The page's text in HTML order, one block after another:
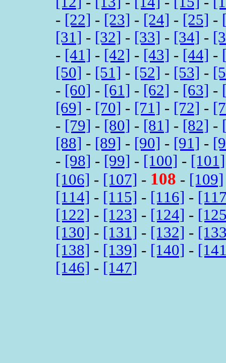
- [22] - [23] - [24] - [25] -
[31] - [32] - [33] - [34] -
- [41] - [42] - [43] - [44] -
[50] - [51] - [52] - [53] -
- [60] - [61] - [62] - [63] -
[69] - [70] - [71] - [72] -
- [79] - [80] - [81] - [82] -
[88] - [89] - [90] - [91] -
- [98] - [99] - [100] - [101]
[106] - [107] - 108 - [109]
[114] - [115] - [116] -
[122] - [123] - [124] -
[130] - [131] - [132] -
[138] - [139] - [140] -
[146] - [147]